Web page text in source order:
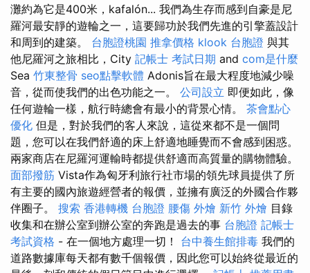
灘約為它是400米，kafalón... 我們為生存而感到自豪是尼
羅河最安靜的遊輪之一，這要歸功於我們先進的引擎蓋設計
和周到的建築。 台胞證桃園 推拿價格 klook 台胞證 與其
他尼羅河之旅相比，City 記帳士 考試日期 and com是什麼
Sea 竹東整骨 seo點擊軟體 Adonis旨在最大程度地減少噪
音，從而使我們的出色功能之一。 公司設立 即便如此，像
任何遊輪一樣，航行時總會有最小的背景心情。 茶會點心
優化 但是，對於我們的客人來說，這從來都不是一個問
題，您可以在我們舒適的床上舒適地睡覺而不會感到困惑。
兩家商店在尼羅河運輸時都提供舒適而高質量的購物體驗。
面部撥筋 Vista作為匈牙利旅行社市場的領先球員提供了所
有主要的國內旅遊經營者的報價，並擁有廣泛的外國合作夥
伴圈子。 搜索 香港轉機 台胞證 腰傷 外燴 新竹 外燴 目錄
收集和在辦公室到辦公室的奔跑是過去的事 台胞證 記帳士
考試資格 - 在一個地方處理一切！ 台中養生館排毒 我們的
道路數據庫每天都有數千個報價，因此您可以始終從最近的